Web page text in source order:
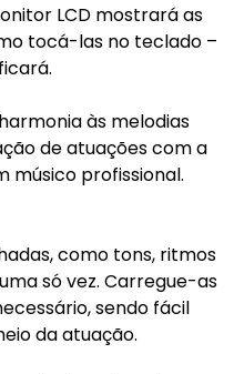
LCD mostrará as
tocá-las no teclado –
às melodias
de atuações com a
músico profissional.
como tons, ritmos
só vez. Carregue-as
sendo fácil
da atuação.